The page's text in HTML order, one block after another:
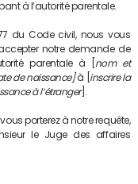
à l’autorité parentale.
du Code civil, nous vous
notre demande de
parentale à [ nom et
de naissance]à [ inscrire la
à l’étranger].
porterez à notre requête,
le Juge des affaires